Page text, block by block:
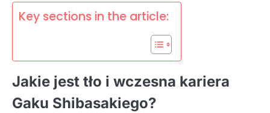
Key sections in the article:
Jakie jest tło i wczesna kariera
Gaku Shibasakiego?